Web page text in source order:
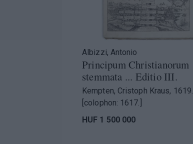
Albizzi, Antonio
Principum Christianorum
stemmata ... Editio III.
Kempten, Cristoph Kraus, 1619.
[colophon: 1617.]
HUF 1 500 000